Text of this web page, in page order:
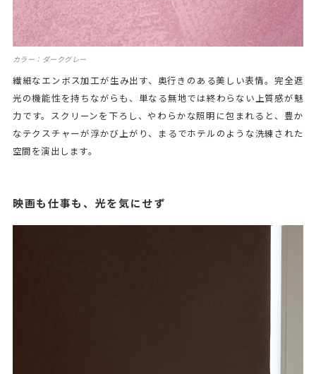
カラー：ダークグレー
繊細なエンボス加工が生み出す、奥行きのある美しい表情。完全遮
光の機能性を持ちながらも、単なる無地では終わらない上質感が魅
力です。スクリーンを下ろし、やわらかな照明に包まれると、豊か
なテクスチャーが浮かび上がり、まるでホテルのような洗練された
空間を演出します。
映画も仕事も、光を気にせず